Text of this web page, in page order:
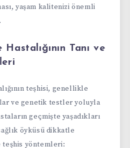
yaşam kalitenizi önemli
Tanı ve
teşhisi, genellikle
ve genetik testler yoluyla
geçmişte yaşadıkları
öyküsü dikkatle
teşhis yöntemleri: